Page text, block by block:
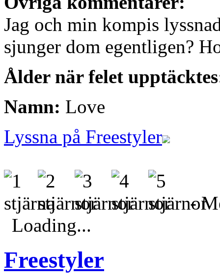
Jag och min kompis
sjunger dom egentligen?
Ålder när felet
Namn: Love
Lyssna på Freestyler
-
Loading...
Freestyler